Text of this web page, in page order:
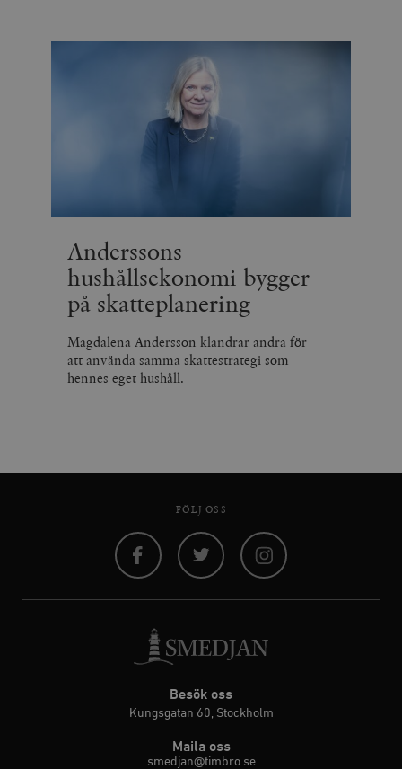
Anderssons
hushållsekonomi bygger
på skatteplanering
Magdalena Andersson klandrar andra för
att använda samma skattestrategi som
hennes eget hushåll.
FÖLJ OSS
Besök oss
Kungsgatan 60, Stockholm
Maila oss
smedjan@timbro.se